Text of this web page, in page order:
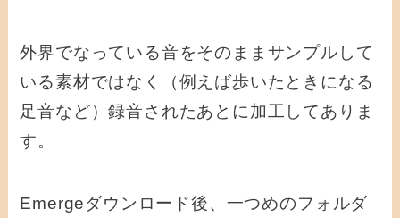
外界でなっている音をそのままサンプルして
いる素材ではなく（例えば歩いたときになる
足音など）録音されたあとに加工してありま
す。
Emergeダウンロード後、一つめのフォルダ